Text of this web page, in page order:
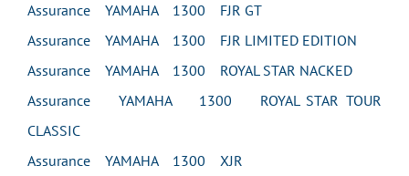
Assurance YAMAHA 1300 FJR GT
Assurance YAMAHA 1300 FJR LIMITED EDITION
Assurance YAMAHA 1300 ROYAL STAR NACKED
Assurance YAMAHA 1300 ROYAL STAR TOUR
CLASSIC
Assurance YAMAHA 1300 XJR